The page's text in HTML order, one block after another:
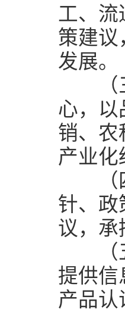
工、流
策建议
发展。
（三
心，以
销、农
产业化
（四
针、政
议，承
（五
提供信
产品认